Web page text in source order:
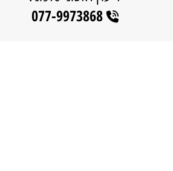
077-9973868